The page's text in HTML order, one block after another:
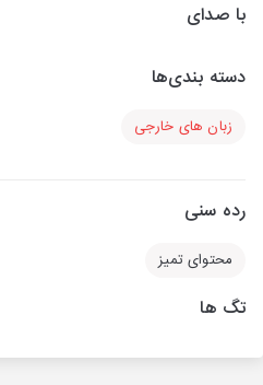
با صدای
دسته بندی‌ها
زبان های خارجی
رده سنی
محتوای تمیز
تگ ها